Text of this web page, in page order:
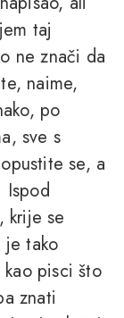
taj
ne znači da
naime,
po
sve s
se, a
Ispod
krije se
je tako
pisci što
znati